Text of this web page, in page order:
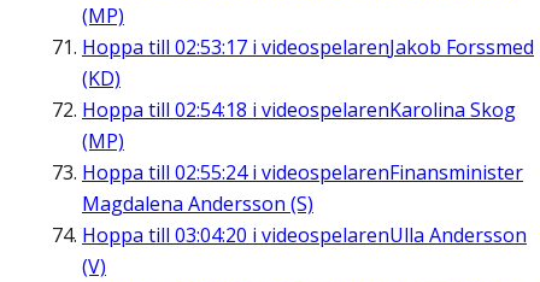
(MP)
Hoppa till 02:53:17 i videospelarenJakob Forssmed
(KD)
Hoppa till 02:54:18 i videospelarenKarolina Skog
(MP)
Hoppa till 02:55:24i videospelarenFinansminister
Magdalena Andersson (S)
Hoppa till 03:04:20 i videospelarenUlla Andersson
(V)